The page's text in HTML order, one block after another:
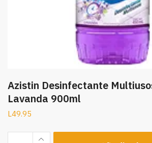
Azistin Desinfectante
Lavanda 900ml
L49.95